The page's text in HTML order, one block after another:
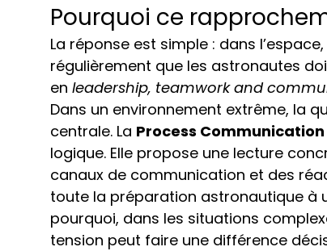
Pourquoi ce
La réponse est simple : dans
régulièrement que les astronautes
en leadership, teamwork and
Dans un environnement extrême, la
centrale. La Process
logique. Elle propose une lecture
canaux de communication et des
toute la préparation astronautique à
pourquoi, dans les situations
tension peut faire une différence